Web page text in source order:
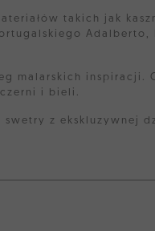
takich jak
Adalberto,
malarskich
i bieli.
z ekskluzywnej